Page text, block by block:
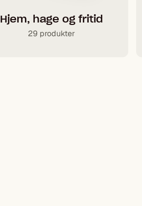
Hjem, hage og fritid
29 produkter